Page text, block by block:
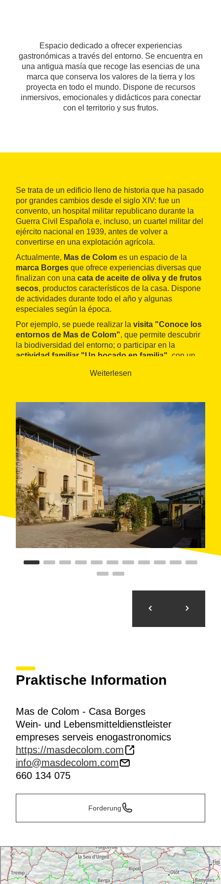
Espacio dedicado a ofrecer experiencias
gastronómicas a través del entorno. Se encuentra en
una antigua masía que recoge las esencias de una
marca que conserva los valores de la tierra y los
proyecta en todo el mundo. Dispone de recursos
inmersivos, emocionales y didácticos para conectar
con el territorio y sus frutos.
Se trata de un edificio lleno de historia que ha pasado
por grandes cambios desde el siglo XIV: fue un
convento, un hospital militar republicano durante la
Guerra Civil Española e, incluso, un cuartel militar del
ejército nacional en 1939, antes de volver a
convertirse en una explotación agrícola.
Actualmente, Mas de Colom es un espacio de la
marca Borges que ofrece experiencias diversas que
finalizan con una cata de aceite de oliva y de frutos
secos, productos característicos de la casa. Dispone
de actividades durante todo el año y algunas
especiales según la época.
Por ejemplo, se puede realizar la visita "Conoce los
entornos de Mas de Colom", que permite descubrir
la biodiversidad del entorno; o participar en la
actividad familiar "Un bocado en familia" , con un
del año: espectáculos de la floración, atardeceres
especiales de verano o demostraciones culinarias
con productos Borges, entre otros.
Además, cuenta con la posibilidad de complementar
la visita disfrutando de una comida en uno de los
restaurantes de la zona con el
menú especial Mas
de Colom
, el cual integra productos propios de
Borges.
Weiterlesen
Praktische Information
Mas de Colom - Casa Borges
Wein- und Lebensmitteldienstleister
empreses serveis enogastronomics
https://masdecolom.com
info@masdecolom.com
660 134 075
Forderung